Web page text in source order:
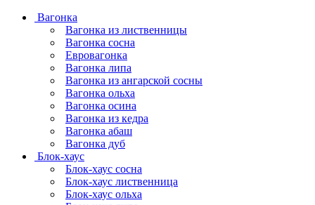
Вагонка
Вагонка из лиственницы
Вагонка сосна
Евровагонка
Вагонка липа
Вагонка из ангарской сосны
Вагонка ольха
Вагонка осина
Вагонка из кедра
Вагонка абаш
Вагонка дуб
Блок-хаус
Блок-хаус сосна
Блок-хаус лиственница
Блок-хаус ольха